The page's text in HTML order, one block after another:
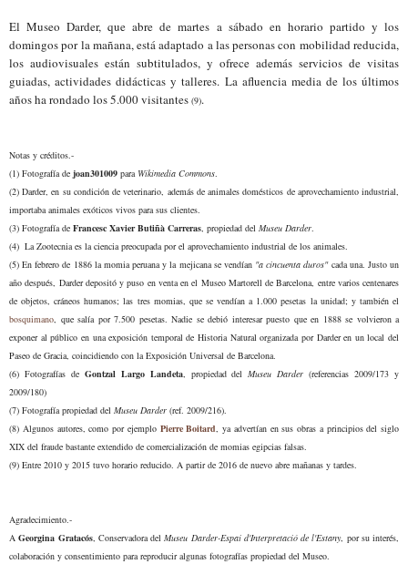
ElMuseoDarder, que abre de martes a sábado en horario partido y los
domingos porla mañana, estáadaptado a las personas con mobilidad reducida,
los audiovisuales están subtitulados, y ofrece además servicios de visitas
guiadas, actividades didácticas y talleres. La afluencia media de los últimos
años ha rondado los5.000visitantes (9).
Notas y créditos.-
(1) Fotografía de joan301009 para Wikimedia Commons.
(2) Darder, en su condición de veterinario, además de animales domésticos de aprovechamiento industrial,
importaba animales exóticos vivos para sus clientes.
(3) Fotografía de Francesc Xavier Butiñà Carreras, propiedad del Museu Darder.
(4) La Zootecnia es la ciencia preocupadapor el aprovechamiento industrial de los animales.
(5)En febrero de 1886 la momia peruana y la mejicana se vendían "a cincuenta duros"cada una. Justo un
año después, Darder depositó y puso en venta en el Museo Martorell de Barcelona, entre varios centenares
de objetos, cráneos humanos; las tres momias, que se vendían a 1.000 pesetas la unidad; y también el
bosquimano, que salía por 7.500 pesetas. Nadie se debió interesar puesto que en 1888se volvieron a
exponeral público en una exposición temporalde Historia Naturalorganizada por Darder en unlocal del
Paseo de Gracia, coincidiendo con la Exposición Universal de Barcelona.
(6) Fotografías de Gontzal Largo Landeta, propiedad delMuseu Darder (referencias2009/173 y
2009/180)
(7) Fotografía propiedad del Museu Darder (ref. 2009/216).
(8) Algunos autores, como por ejemplo Pierre Boitard, ya advertían en sus obras a principios del siglo
XIX del fraude bastante extendido de comercialización de momias egipcias falsas.
(9) Entre 2010 y 2015 tuvo horario reducido. A partir de 2016 de nuevo abre mañanas y tardes.
Agradecimiento.-
AGeorgina Gratacós, Conservadora delMuseu Darder-Espai d'Interpretació de l'Estany, por su interés,
colaboración y consentimiento para reproduciralgunas fotografías propiedad del Museo.